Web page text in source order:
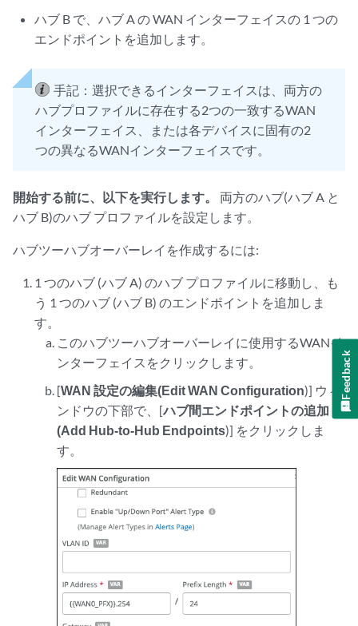
ハブ B で、ハブ A の WAN インターフェイスの 1 つの
エンドポイントを追加します。
手記： 選択できるインターフェイスは、両方の
ハブプロファイルに存在する2つの一致するWAN
インターフェイス、または各デバイスに固有の2
つの異なるWANインターフェイスです。
開始する前に、以下を実行します。
両方のハブ(ハブ A と
ハブ B)のハブ プロファイルを設定します。
ハブツーハブオーバーレイを作成するには:
1 つのハブ (ハブ A) のハブ プロファイルに移動し、も
う 1 つのハブ (ハブ B) のエンドポイントを追加しま
す。
このハブツーハブオーバーレイに使用するWANイ
ンターフェイスをクリックします。
[WAN 設定の編集(Edit WAN Configuration)] ウィ
ンドウの下部で、[ハブ間エンドポイントの追加
(Add Hub-to-Hub Endpoints)] をクリックしま
す。
Feedback